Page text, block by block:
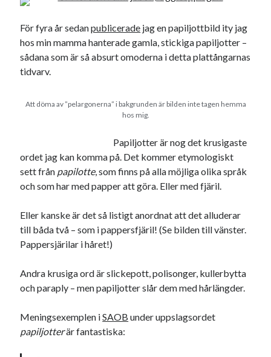
28 29 30 31
« jul sep »
Sök
Kategorier
#blogg100 allmänbildning barn
död England
historia
För fyra år sedanpublicerade jag en papiljottbild ity jag
hos min mamma hanterade gamla, stickiga papiljotter –
sådana som är så absurt omoderna i detta plattångarnas
tidvarv.
Att döma av ”pelargonerna” i bakgrunden är bilden inte tagen hemma
hos mig.
Papiljotter är nog det krusigaste
ordet jag kan komma på. Det kommer etymologiskt
sett från papilotte, som finns på alla möjliga olika språk
och som har med papper att göra. Eller med fjäril.
Eller kanske är det så listigt anordnat att det alluderar
till båda två – som i pappersfjäril! (Se bilden till vänster.
Pappersjärilar i håret!)
Andra krusiga ord är slickepott, polisonger, kullerbytta
och paraply – men papiljotter slår dem med hårlängder.
Meningsexemplen iSAOB under uppslagsordet
papiljotterär fantastiska: